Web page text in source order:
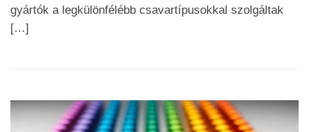
gyártók a legkülönfélébb csavartípusokkal szolgáltak
[…]